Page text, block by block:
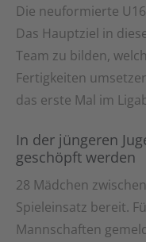
Die neuformierte
Das Hauptziel in
Team zu bilden,
Fertigkeiten
das erste Mal im
In der jüngeren
geschöpft werden
28 Mädchen
Spieleinsatz bereit.
Mannschaften